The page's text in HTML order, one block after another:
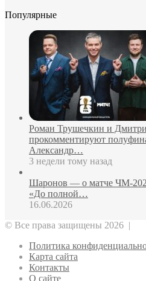
Популярные
Роман Трушечкин и
прокомментируют
Александр…
3 недели тому назад
Шаронов — о матче
«До полной…
16.06.2026
© Все права защищены 2026 |
Политика
Карта сайта
Контакты
О сайте